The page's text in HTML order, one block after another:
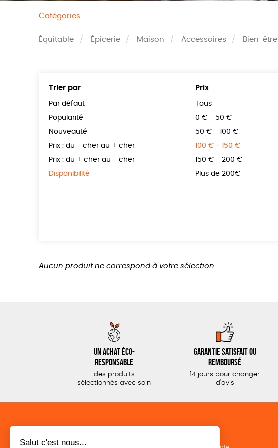
Catégories
Équitable Épicerie Maison Accessoires Bien-être
Trier par
Par défaut
Popularité
Nouveauté
Prix : du - cher au + cher
Prix : du + cher au - cher
Disponibilité
Prix
Tous
0 € - 50 €
50 € - 100 €
100 € - 150 €
150 € - 200 €
Plus de 200€
Aucun produit ne correspond à votre sélection.
Un achat éco-
responsable
des produits
sélectionnés avec soin
Garantie satisfait ou
remboursé
14 jours pour changer
d'avis